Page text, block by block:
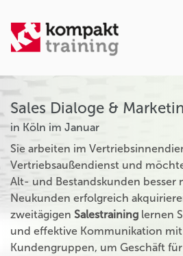
Sales Dialoge &
in Köln im Januar
Sie arbeiten im
Vertriebsaußendienst und
Alt- und Bestandskunden besser
Neukunden erfolgreich
zweitägigen Salestraining lernen
und effektive Kommunikation
Kundengruppen, um Geschäft